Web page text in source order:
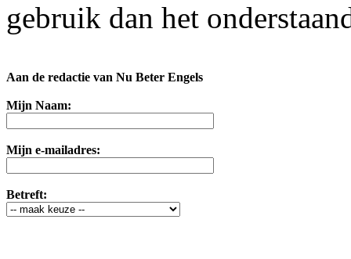
gebruik dan het
Aan de redactie van Nu Beter Engels
Mijn Naam:
Mijn e-mailadres:
Betreft: